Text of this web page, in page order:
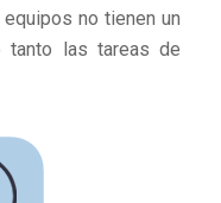
no tienen un
tanto las tareas de